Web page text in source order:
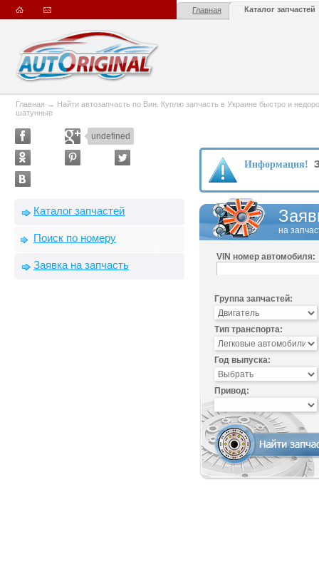
Главная Каталог запчастей
Главная → Найти автозапчасть по Вин. Куплю запчасть в Украине быстро и
шатунные
undefined
Каталог запчастей
Поиск по номеру
Заявка на запчасть
Информация!
на
VIN номер автомобиля:
Группа запчастей:
Тип транспорта:
Год выпуска:
Привод: